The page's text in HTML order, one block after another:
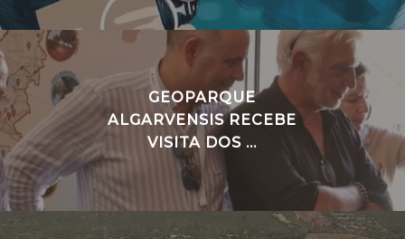
GEOPARQUE
ALGARVENSIS RECEBE
VISITA DOS ...